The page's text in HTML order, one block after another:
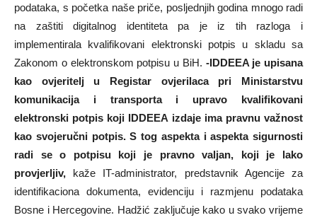
podataka, s početka naše priče, posljednjih godina mnogo radi
na zaštiti digitalnog identiteta pa je iz tih razloga i
implementirala kvalifikovani elektronski potpis u skladu sa
Zakonom o elektronskom potpisu u BiH. -IDDEEA je upisana
kao ovjeritelj u Registar ovjerilaca pri Ministarstvu
komunikacija i transporta i upravo kvalifikovani
elektronski potpis koji IDDEEA izdaje ima pravnu važnost
kao svojeručni potpis. S tog aspekta i aspekta sigurnosti
radi se o potpisu koji je pravno valjan, koji je lako
provjerljiv, kaže IT-administrator, predstavnik Agencije za
identifikaciona dokumenta, evidenciju i razmjenu podataka
Bosne i Hercegovine. Hadžić zaključuje kako u svako vrijeme